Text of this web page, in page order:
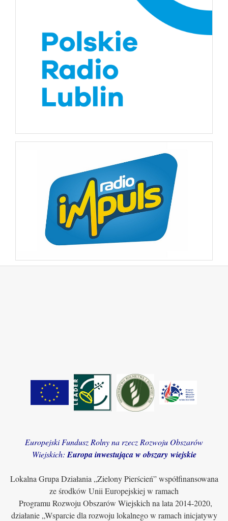
Europejski Fundusz Rolny na rzecz Rozwoju Obszarów
Wiejskich: Europa inwestująca w obszary wiejskie
Lokalna Grupa Działania „Zielony Pierścień” współfinansowana
ze środków Unii Europejskiej w ramach
Programu Rozwoju Obszarów Wiejskich na lata 2014-2020,
działanie „Wsparcie dla rozwoju lokalnego w ramach inicjatywy